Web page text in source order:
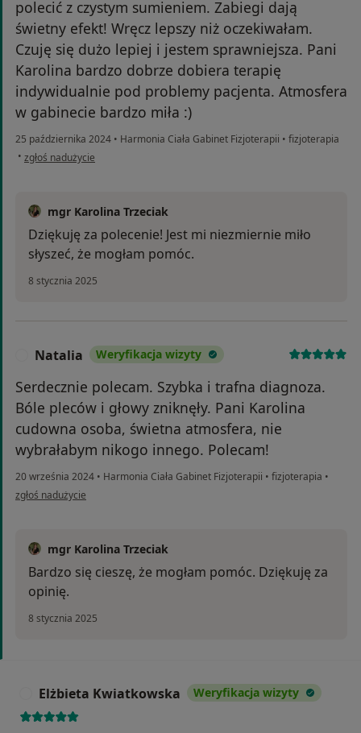
polecić z czystym sumieniem. Zabiegi dają
świetny efekt! Wręcz lepszy niż oczekiwałam.
Czuję się dużo lepiej i jestem sprawniejsza. Pani
Karolina bardzo dobrze dobiera terapię
indywidualnie pod problemy pacjenta. Atmosfera
w gabinecie bardzo miła :)
25 października 2024 • Harmonia Ciała Gabinet Fizjoterapii • fizjoterapia
• w opinii użytkownika A.M.
zgłoś nadużycie
mgr Karolina Trzeciak
Dziękuję za polecenie! Jest mi niezmiernie miło
słyszeć, że mogłam pomóc.
8 stycznia 2025
Natalia Weryfikacja wizyty
Serdecznie polecam. Szybka i trafna diagnoza.
Bóle pleców i głowy zniknęły. Pani Karolina
cudowna osoba, świetna atmosfera, nie
wybrałabym nikogo innego. Polecam!
20 września 2024 • Harmonia Ciała Gabinet Fizjoterapii • fizjoterapia •
w opinii użytkownika Natalia
zgłoś nadużycie
mgr Karolina Trzeciak
Bardzo się cieszę, że mogłam pomóc. Dziękuję za
opinię.
8 stycznia 2025
Elżbieta Kwiatkowska Weryfikacja wizyty